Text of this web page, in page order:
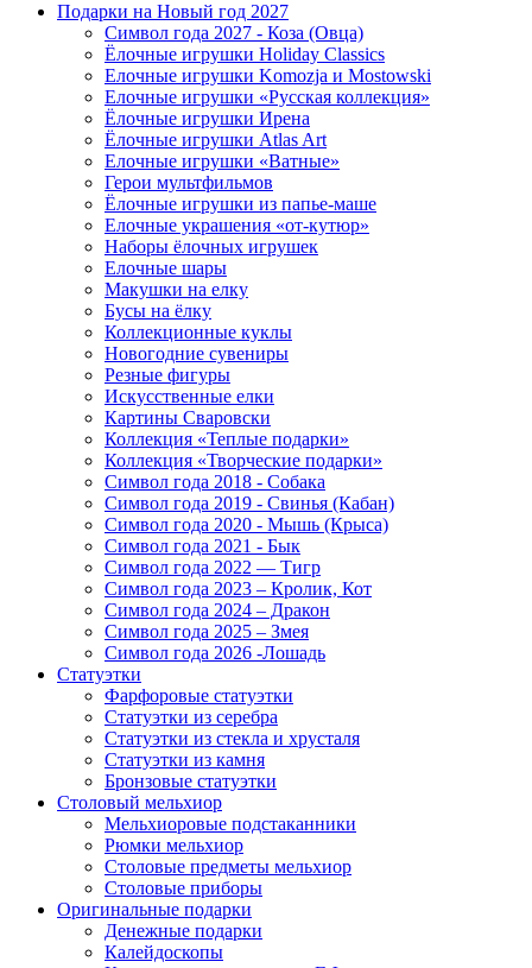
Подарки на Новый год 2027
Символ года 2027 - Коза (Овца)
Ёлочные игрушки Holiday Classics
Елочные игрушки Komozja и Mostowski
Елочные игрушки «Русская коллекция»
Ёлочные игрушки Ирена
Ёлочные игрушки Atlas Art
Елочные игрушки «Ватные»
Герои мультфильмов
Ёлочные игрушки из папье-маше
Елочные украшения «от-кутюр»
Наборы ёлочных игрушек
Елочные шары
Макушки на елку
Бусы на ёлку
Коллекционные куклы
Новогодние сувениры
Резные фигуры
Искусственные елки
Картины Сваровски
Коллекция «Теплые подарки»
Коллекция «Творческие подарки»
Символ года 2018 - Собака
Символ года 2019 - Свинья (Кабан)
Символ года 2020 - Мышь (Крыса)
Символ года 2021 - Бык
Символ года 2022 — Тигр
Символ года 2023 – Кролик, Кот
Символ года 2024 – Дракон
Символ года 2025 – Змея
Символ года 2026 -Лошадь
Статуэтки
Фарфоровые статуэтки
Статуэтки из серебра
Статуэтки из стекла и хрусталя
Статуэтки из камня
Бронзовые статуэтки
Столовый мельхиор
Мельхиоровые подстаканники
Рюмки мельхиор
Столовые предметы мельхиор
Столовые приборы
Оригинальные подарки
Денежные подарки
Калейдоскопы